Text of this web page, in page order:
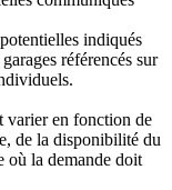
indiqués
référencés sur
varier en fonction de
de la disponibilité du
où la demande doit